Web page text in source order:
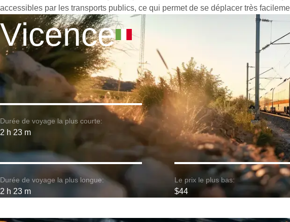
accessibles par les transports publics, ce qui permet de se déplacer très
Vicence
Durée de voyage la plus courte:
2 h 23 m
Durée de voyage la plus longue:
2 h 23 m
Le prix le plus bas:
$44